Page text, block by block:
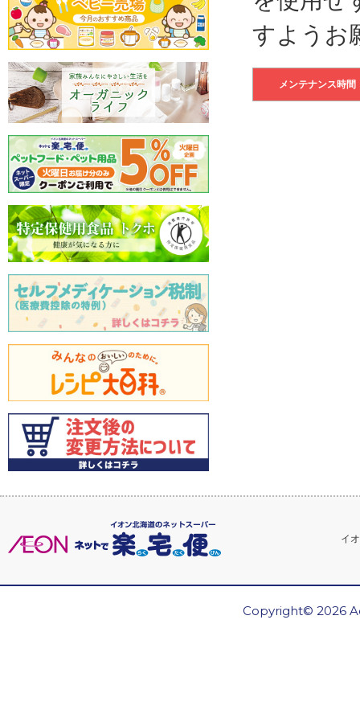
すようお
メンテナンス時間
イ
Copyright© 2026